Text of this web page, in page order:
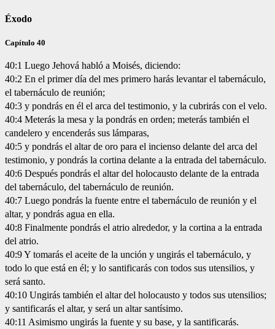
Éxodo
Capítulo 40
40:1 Luego Jehová habló a Moisés, diciendo:
40:2 En el primer día del mes primero harás levantar el tabernáculo,
el tabernáculo de reunión;
40:3 y pondrás en él el arca del testimonio, y la cubrirás con el velo.
40:4 Meterás la mesa y la pondrás en orden; meterás también el
candelero y encenderás sus lámparas,
40:5 y pondrás el altar de oro para el incienso delante del arca del
testimonio, y pondrás la cortina delante a la entrada del tabernáculo.
40:6 Después pondrás el altar del holocausto delante de la entrada
del tabernáculo, del tabernáculo de reunión.
40:7 Luego pondrás la fuente entre el tabernáculo de reunión y el
altar, y pondrás agua en ella.
40:8 Finalmente pondrás el atrio alrededor, y la cortina a la entrada
del atrio.
40:9 Y tomarás el aceite de la unción y ungirás el tabernáculo, y
todo lo que está en él; y lo santificarás con todos sus utensilios, y
será santo.
40:10 Ungirás también el altar del holocausto y todos sus utensilios;
y santificarás el altar, y será un altar santísimo.
40:11 Asimismo ungirás la fuente y su base, y la santificarás.